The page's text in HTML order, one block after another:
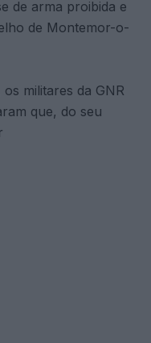
de arma proibida e
de Montemor-o-
militares da GNR
que, do seu